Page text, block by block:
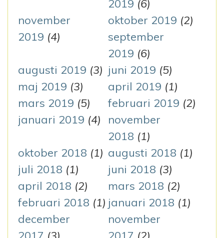
2019 (6)
november
2019 (4)
oktober 2019 (2)
september
2019 (6)
augusti 2019 (3) juni 2019 (5)
maj 2019 (3) april 2019 (1)
mars 2019 (5) februari 2019 (2)
januari 2019 (4)
november
2018 (1)
oktober 2018 (1) augusti 2018 (1)
juli 2018 (1) juni 2018 (3)
april 2018 (2) mars 2018 (2)
februari 2018 (1) januari 2018 (1)
december
november